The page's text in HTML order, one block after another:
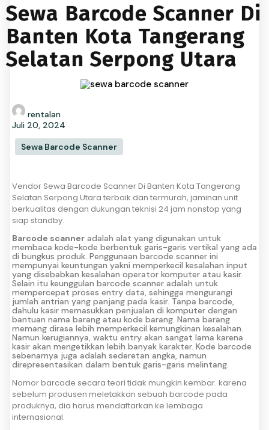
Sewa Barcode Scanner Di
Banten Kota Tangerang
Selatan Serpong Utara
rentalan
Juli 20, 2024
Sewa Barcode Scanner
Vendor Sewa Barcode Scanner Di Banten Kota Tangerang
Selatan Serpong Utara terbaik dan termurah, jaminan unit
berkualitas dengan dukungan teknisi 24 jam nonstop yang
siap standby.
Barcode scanner adalah alat yang digunakan untuk
membaca kode-kode berbentuk garis-garis vertikal yang ada
di bungkus produk. Penggunaan barcode scanner ini
mempunyai keuntungan yakni memperkecil kesalahan input
yang disebabkan kesalahan operator komputer atau kasir.
Selain itu keunggulan barcode scanner adalah untuk
mempercepat proses entry data, sehingga mengurangi
jumlah antrian yang panjang pada kasir. Tanpa barcode,
dahulu kasir memasukkan penjualan di komputer dengan
bantuan nama barang atau kode barang. Nama barang
memang dirasa lebih memperkecil kemungkinan kesalahan.
Namun kerugiannya, waktu entry akan sangat lama karena
kasir akan mengetikkan lebih banyak karakter. Kode barcode
sebenarnya juga adalah sederetan angka, namun
direpresentasikan dalam bentuk garis-garis melintang.
Nomor barcode secara teori tidak mungkin kembar. karena
sebelum produsen meletakkan sebuah barcode pada
produknya, dia harus mendaftarkan ke lembaga
internasional.